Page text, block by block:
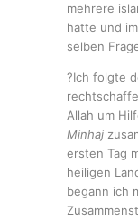
mehrere
hatte und
selben
?Ich folgte
Allah um
Minhaj
ersten Tag
heiligen
begann ich